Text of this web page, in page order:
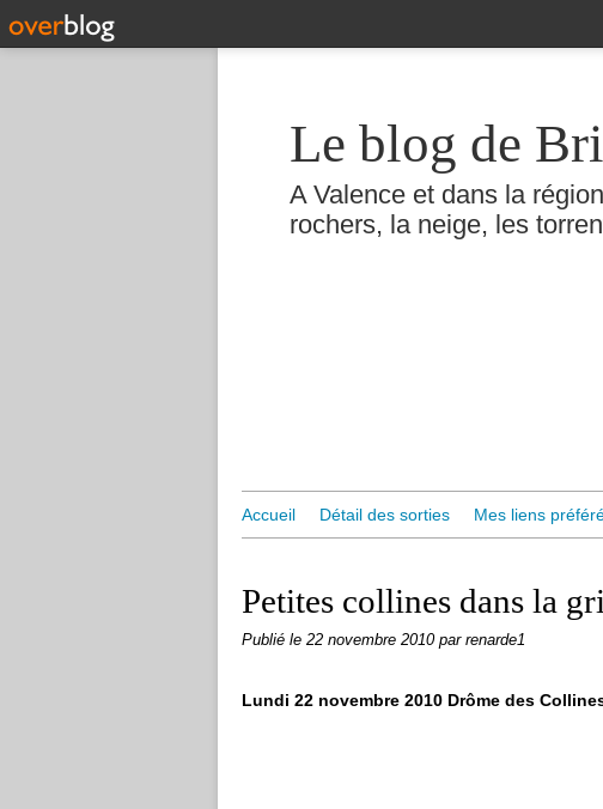
Le blog de
A Valence et dans la
rochers, la neige, les
Accueil Détail des sorties Mes liens
Petites collines dans la
Publié le 22 novembre 2010 par renarde1
Lundi 22 novembre 2010 Drôme des